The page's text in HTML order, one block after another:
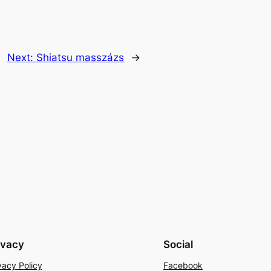
Next: Shiatsu masszázs →
Policy
Social
Facebook